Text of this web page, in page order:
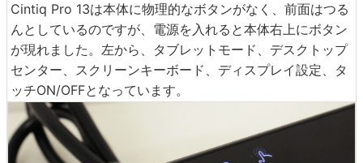
Cintiq Pro 13は本体に物理的なボタンがなく、前面はつる
んとしているのですが、電源を入れると本体右上にボタン
が現れました。左から、タブレットモード、デスクトップ
センター、スクリーンキーボード、ディスプレイ設定、タ
ッチON/OFFとなっています。